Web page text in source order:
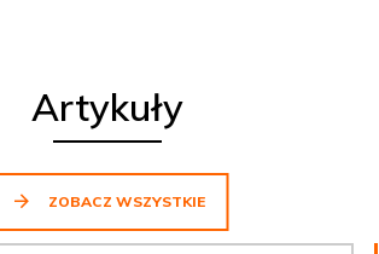
Artykuły
ZOBACZ WSZYSTKIE